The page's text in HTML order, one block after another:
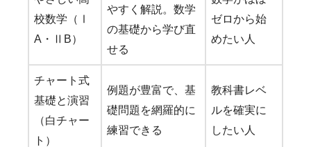
校数学（Ⅰ
A・ⅡB）
やすく解説。数学
の基礎から学び直
せる
ゼロから始
めたい人
チャート式
基礎と演習
（白チャー
ト）
例題が豊富で、基
礎問題を網羅的に
練習できる
教科書レベ
ルを確実に
したい人